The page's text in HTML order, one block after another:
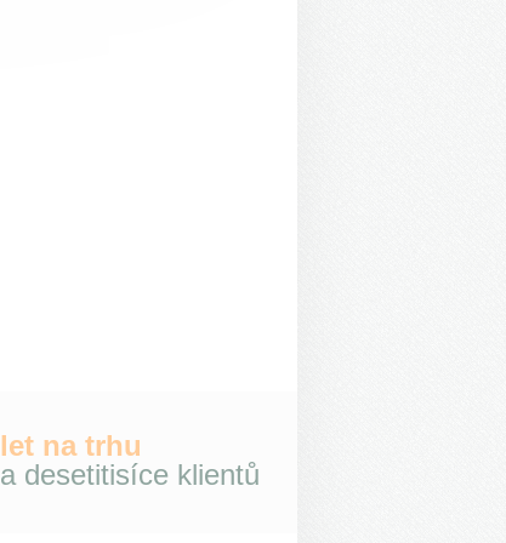
let na trhu
a desetitisíce klientů